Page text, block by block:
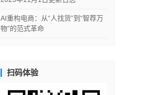
AI重构电商：从“人找货”到“智荐万
物”的范式革命
扫码体验